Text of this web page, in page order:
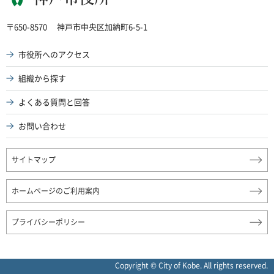
〒650-8570 神戸市中央区加納町6-5-1
市役所へのアクセス
組織から探す
よくある質問と回答
お問い合わせ
サイトマップ
ホームページのご利用案内
プライバシーポリシー
Copyright © City of Kobe. All rights reserved.